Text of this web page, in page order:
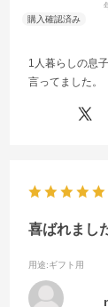
1人暮らしの息
言ってました。
喜ばれまし
用途:ギフト用